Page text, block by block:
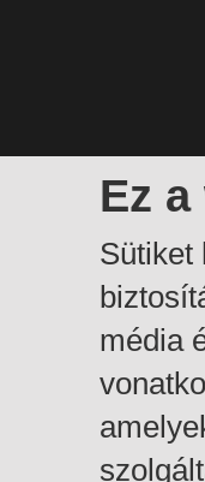
Ez
Sütiket
média